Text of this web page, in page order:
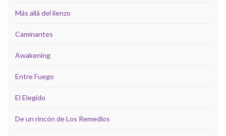
Más allá del lienzo
Caminantes
Awakening
Entre Fuego
El Elegido
De un rincón de Los Remedios